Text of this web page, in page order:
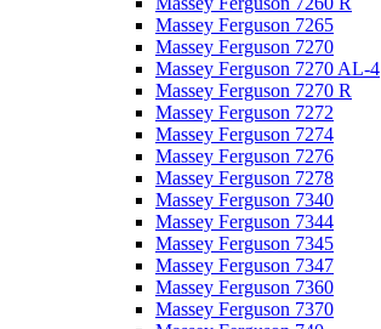
Massey Ferguson 7265
Massey Ferguson 7270
Massey Ferguson 7270 AL-4
Massey Ferguson 7270 R
Massey Ferguson 7272
Massey Ferguson 7274
Massey Ferguson 7276
Massey Ferguson 7278
Massey Ferguson 7340
Massey Ferguson 7344
Massey Ferguson 7345
Massey Ferguson 7347
Massey Ferguson 7360
Massey Ferguson 7370